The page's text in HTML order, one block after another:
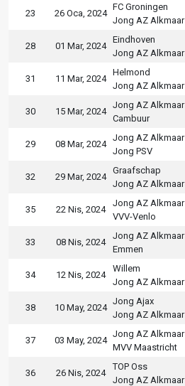
23 26 Oca, 2024
FC Groningen
Jong AZ Alkmaar
28 01 Mar, 2024
Eindhoven
Jong AZ Alkmaar
31 11 Mar, 2024
Helmond
Jong AZ Alkmaar
30 15 Mar, 2024
Jong AZ Alkmaar
Cambuur
29 08 Mar, 2024
Jong AZ Alkmaar
Jong PSV
32 29 Mar, 2024
Graafschap
Jong AZ Alkmaar
35 22 Nis, 2024
Jong AZ Alkmaar
VVV-Venlo
33 08 Nis, 2024
Jong AZ Alkmaar
Emmen
34 12 Nis, 2024
Willem
Jong AZ Alkmaar
38 10 May, 2024
Jong Ajax
Jong AZ Alkmaar
37 03 May, 2024
Jong AZ Alkmaar
MVV Maastricht
36 26 Nis, 2024
TOP Oss
Jong AZ Alkmaar